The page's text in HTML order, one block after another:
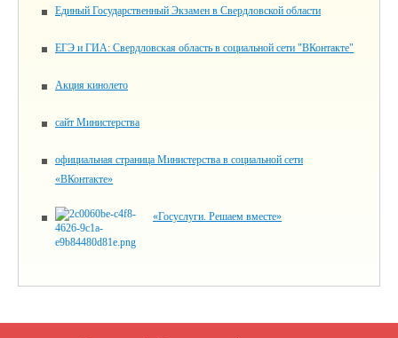
Единый Государственный Экзамен в Свердловской области
ЕГЭ и ГИА: Свердловская область в социальной сети "ВКонтакте"
Акция кинолето
сайт Министерства
официальная страница Министерства в социальной сети
«ВКонтакте»
«Госуслуги. Решаем вместе»